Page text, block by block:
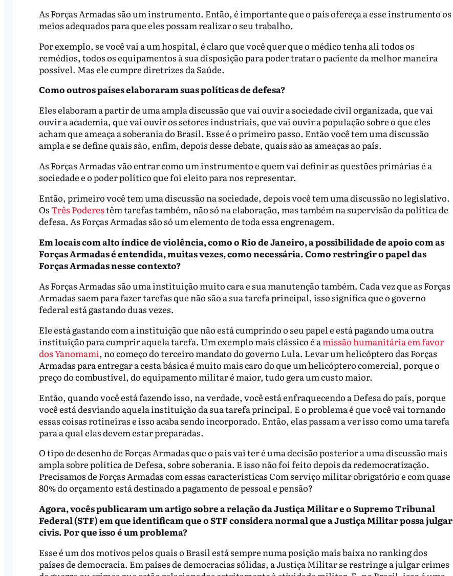
As Forças Armadas são um instrumento. Então, é importante que o país ofereça a esse instrumento os
meios adequados para que eles possam realizar o seu trabalho.
Por exemplo, se você vai a um hospital, é claro que você quer que o médico tenha ali todos os
remédios, todos os equipamentos à sua disposição para poder tratar o paciente da melhor maneira
possível. Mas ele cumpre diretrizes da Saúde.
Como outros países elaboraram suas políticas de defesa?
Eles elaboram a partir de uma ampla discussão que vai ouvir a sociedade civil organizada, que vai
ouvir a academia, que vai ouvir os setores industriais, que vai ouvir a população sobre o que eles
acham que ameaça a soberania do Brasil. Esse é o primeiro passo. Então você tem uma discussão
ampla e se define quais são, enfim, depois desse debate, quais são as ameaças ao país.
As Forças Armadas vão entrar como um instrumento e quem vai definir as questões primárias é a
sociedade e o poder político que foi eleito para nos representar.
Então, primeiro você tem uma discussão na sociedade, depois você tem uma discussão no legislativo.
OsTrês Poderestêm tarefas também, não só na elaboração, mas também na supervisão da política de
defesa. As Forças Armadas são só um elemento de toda essa engrenagem.
Em locais com alto índice de violência, como o Rio de Janeiro, a possibilidade de apoio com as
Forças Armadas é entendida, muitas vezes, como necessária.Como restringir o papel das
ForçasArmadasnesse contexto?
As Forças Armadas são uma instituição muito cara e sua manutenção também. Cada vez que as Forças
Armadas saem para fazer tarefas que não são a sua tarefa principal, isso significa que o governo
federal está gastando duas vezes.
Ele está gastando com a instituição que não está cumprindo o seu papel e está pagando uma outra
instituição para cumprir aquela tarefa. Um exemplo mais clássico é a missão humanitária em favor
dos Yanomami, no começo do terceiro mandato do governo Lula. Levar um helicóptero das Forças
Armadas para entregar a cesta básica é muito mais caro do que um helicóptero comercial, porque o
preço do combustível, do equipamento militar é maior, tudo gera um custo maior.
Então, quando você está fazendo isso, na verdade, você está enfraquecendo a Defesa do país, porque
você está desviando aquela instituição da sua tarefa principal. E o problema é que você vai tornando
essas coisas rotineiras e isso acaba sendo incorporado. Então, elas passam a ver isso como uma tarefa
para a qual elas devem estar preparadas.
O tipo de desenho de Forças Armadas que o país vai ter é uma decisão posterior a uma discussão mais
ampla sobre política de Defesa, sobre soberania. E isso não foi feito depois da redemocratização.
Precisamos de Forças Armadas com essas características Com serviço militar obrigatório e com quase
80% do orçamento está destinado a pagamento de pessoal e pensão?
Agora, vocês publicaram um artigo sobre a relação da Justiça Militar e o Supremo Tribunal
Federal (STF) em que identificam que o STF considera normal que a Justiça Militar possa julgar
civis. Por que isso é um problema?
Esse é um dos motivos pelos quais o Brasil está sempre numa posição mais baixa no ranking dos
países de democracia. Em países de democracias sólidas, a Justiça Militar se restringe a julgar crimes